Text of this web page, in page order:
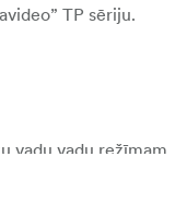
TP sēriju.
vadu vadu režīmam